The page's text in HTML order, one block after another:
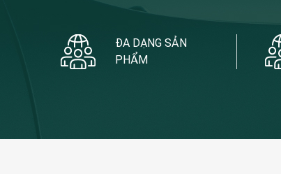
ĐA DẠNG SẢN
PHẨM